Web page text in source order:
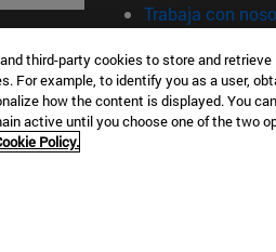
Trabaja con
© Universidad de
Navarra
third-party cookies to store and
For example, to identify you as a user,
how the content is displayed. You
active until you choose one of the two
Policy.